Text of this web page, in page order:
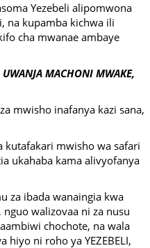
Yezebeli alipomwona
na kupamba kichwa ili
cha mwanae ambaye
UWANJA MACHONI MWAKE,
mwisho inafanya kazi sana,
mwisho wa safari
ukahaba kama alivyofanya
za ibada wanaingia kwa
walizovaa ni za nusu
chochote, na wala
ni roho ya YEZEBELI,